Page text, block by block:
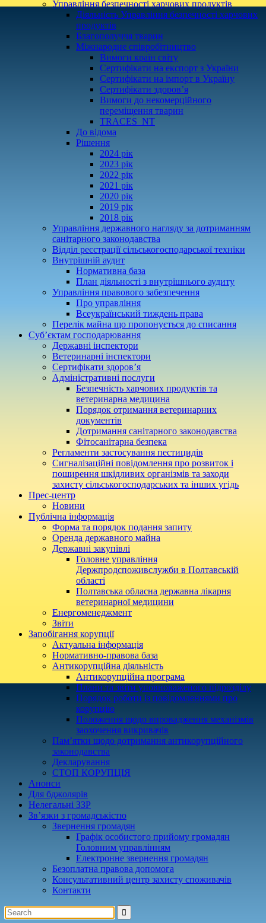
Управління безпечності харчових продуктів
Діяльність Управління безпечності харчових
продуктів
Благополуччя тварин
Міжнародне співробітництво
Вимоги країн світу
Сертифікати на експорт з України
Сертифікати на імпорт в Україну
Сертифікати здоров’я
Вимоги до некомерційного
переміщення тварин
TRACES_NT
До відома
Рішення
2024 рік
2023 рік
2022 рік
2021 рік
2020 рік
2019 рік
2018 рік
Управління державного нагляду за дотриманням
санітарного законодавства
Відділ реєстрації сільськогосподарської техніки
Внутрішній аудит
Нормативна база
План діяльності з внутрішнього аудиту
Управління правового забезпечення
Про управління
Всеукраїнський тиждень права
Перелік майна що пропонується до списання
Суб’єктам господарювання
Державні інспектори
Ветеринарні інспектори
Сертифікати здоров’я
Адміністративні послуги
Безпечність харчових продуктів та
ветеринарна медицина
Порядок отримання ветеринарних
документів
Дотримання санітарного законодавства
Фітосанітарна безпека
Регламенти застосування пестицидів
Сигналізаційні повідомлення про розвиток і
поширення шкідливих організмів та заходи
захисту сільськогосподарських та інших угідь
Прес-центр
Новини
Публічна інформація
Форма та порядок подання запиту
Оренда державного майна
Державні закупівлі
Головне управління
Держпродспоживслужби в Полтавській
області
Полтавська обласна державна лікарня
ветеринарної медицини
Енергоменеджмент
Звіти
Запобігання корупції
Актуальна інформація
Нормативно-правова база
Антикорупційна діяльність
Антикорупційна програма
Плани та звіти уповноваженого підрозділу
Порядок роботи із повідомленнями про
корупцію
Положення щодо впровадження механізмів
заохочення викривачів
Пам’ятки щодо дотримання антикорупційного
законодавства
Декларування
СТОП КОРУПЦІЯ
Анонси
Для бджолярів
Нелегальні ЗЗР
Зв’язки з громадськістю
Звернення громадян
Графік особистого прийому громадян
Головним управлінням
Електронне звернення громадян
Безоплатна правова допомога
Консультативний центр захисту споживачів
Контакти